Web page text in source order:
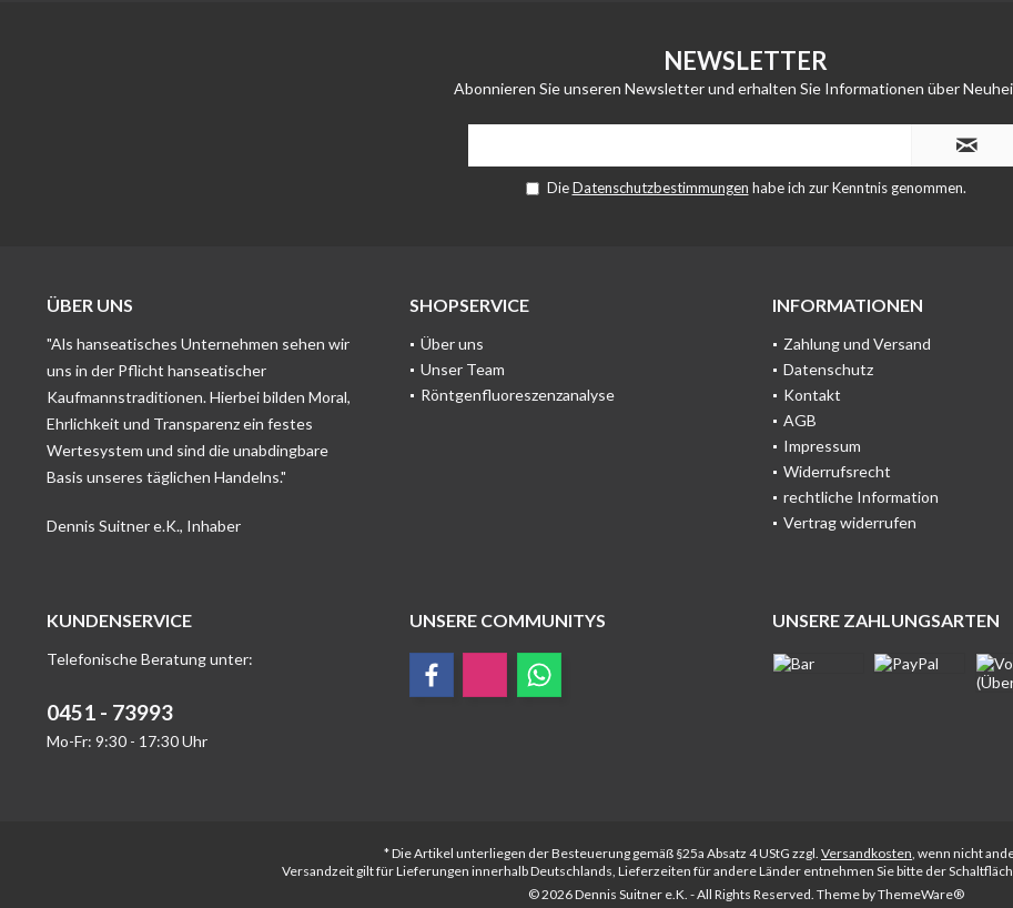
NEWSLETTER
Abonnieren Sie unseren Newsletter und erhalten Sie Informationen über
DieDatenschutzbestimmungen habe ich zur Kenntnis genommen.
ÜBER UNS
"Als hanseatisches Unternehmen sehen wir
uns in der Pflicht hanseatischer
Kaufmannstraditionen. Hierbei bilden Moral,
Ehrlichkeit und Transparenz ein festes
Wertesystem und sind die unabdingbare
Basis unseres täglichen Handelns."
Dennis Suitner e.K., Inhaber
SHOPSERVICE
Über uns
Unser Team
Röntgenfluoreszenzanalyse
INFORMATIONEN
Zahlung und Versand
Datenschutz
Kontakt
AGB
Impressum
Widerrufsrecht
rechtliche Information
Vertrag widerrufen
KUNDENSERVICE
Telefonische Beratung unter:
0451 - 73993
Mo-Fr: 9:30 - 17:30 Uhr
UNSERE COMMUNITYS UNSERE ZAHLUNGSARTEN
* Die Artikel unterliegen der Besteuerung gemäß §25a Absatz 4 UStG zzgl. Versandkosten, wenn nicht
Versandzeit gilt für Lieferungen innerhalb Deutschlands, Lieferzeiten für andere Länder entnehmen Sie bitte der
© 2026 Dennis Suitner e.K. - All Rights Reserved. Theme byThemeWare®